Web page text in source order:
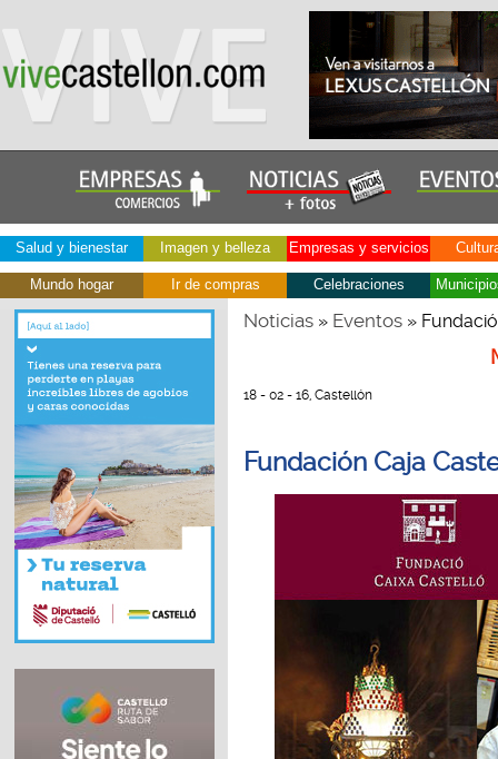
Salud y bienestar Imagen y belleza Empresas y servicios
Mundo hogar Ir de compras Celebraciones
Noticias» Eventos»
18 - 02 - 16, Castellón
Fundación Caja